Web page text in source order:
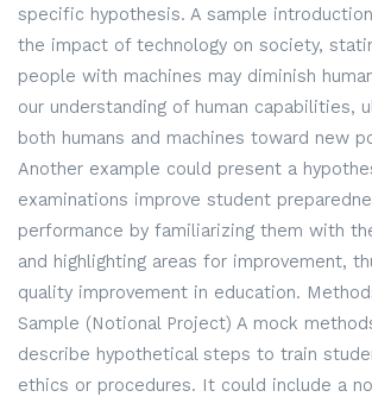
specific hypothesis. A sample
the impact of technology on society,
people with machines may diminish
our understanding of human capabilities,
both humans and machines toward new
Another example could present a
examinations improve student
performance by familiarizing them with
and highlighting areas for improvement,
quality improvement in education.
Sample (Notional Project) A mock
describe hypothetical steps to train
ethics or procedures. It could include a